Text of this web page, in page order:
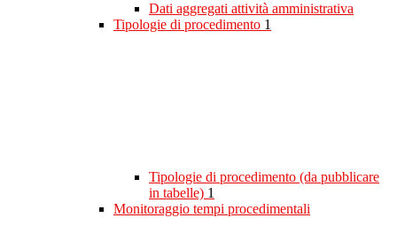
Dati aggregati attività amministrativa
Tipologie di procedimento 1
Tipologie di procedimento (da pubblicare
in tabelle) 1
Monitoraggio tempi procedimentali